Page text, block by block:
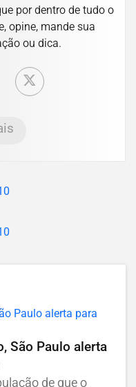
por dentro de tudo o
opine, mande sua
ou dica.
São Paulo alerta
de que o